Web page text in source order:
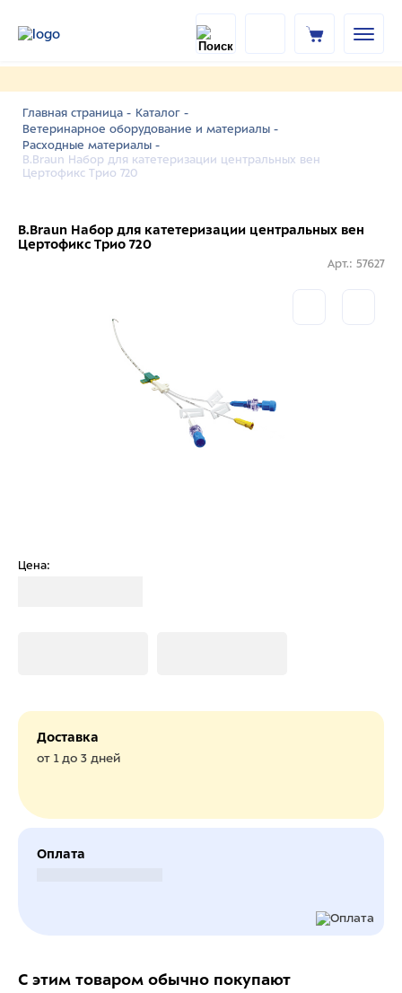
Главная страница - Каталог -
Ветеринарное оборудование и материалы -
Расходные материалы -
B.Braun Набор для катетеризации центральных вен
Цертофикс Трио 720
B.Braun Набор для катетеризации центральных вен
Цертофикс Трио 720
Арт.: 57627
Цена:
Доставка
от 1 до 3 дней
Оплата
С этим товаром обычно покупают